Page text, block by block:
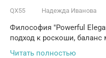
QX55 Надежда Иванова
Философия "Powerful
подход к роскоши, баланс
Читать полностью